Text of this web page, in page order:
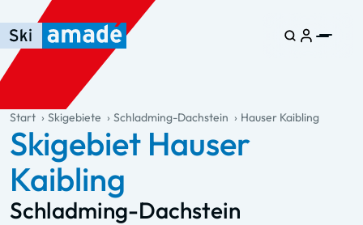
Zum Haupt-Inhalt springen
Springe zur Tabelle
Zur Haupt-Navigation springen
general.table-of-content
Start Skigebiete Schladming-Dachstein Hauser Kaibling
Skigebiet Hauser
Kaibling
Schladming-Dachstein